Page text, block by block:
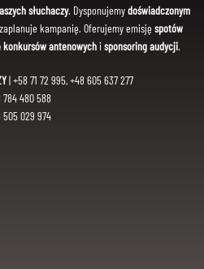
słuchaczy. Dysponujemydoświadczonym
kampanię. Oferujemy emisję spotów
antenowychi sponsoring audycji.
| +58 71 72 995, +48 605 637 277
480 588
505 029 974